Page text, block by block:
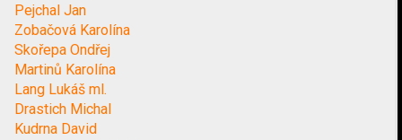
Pejchal Jan
Zobačová Karolína
Skořepa Ondřej
Martinů Karolína
Lang Lukáš ml.
Drastich Michal
Kudrna David